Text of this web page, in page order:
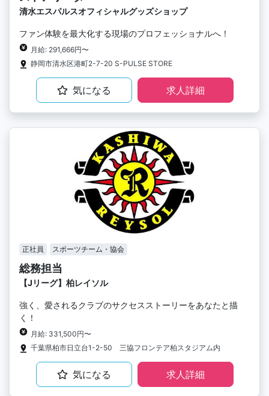
清水エスパルスオフィシャルグッズショップ
ファン体験を最大化する現場のプロフェッショナルへ！
月給: 291,666円〜
静岡市清水区港町2-7-20 S-PULSE STORE
気になる 求人詳細
正社員 スポーツチーム・協会
総務担当
【Jリーグ】柏レイソル
強く、愛されるクラブのサクセスストーリーをあなたと描
く！
月給: 331,500円〜
千葉県柏市日立台1-2-50 三協フロンテア柏スタジアム内
気になる 求人詳細